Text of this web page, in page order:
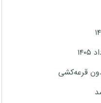
قرعه‌کشی